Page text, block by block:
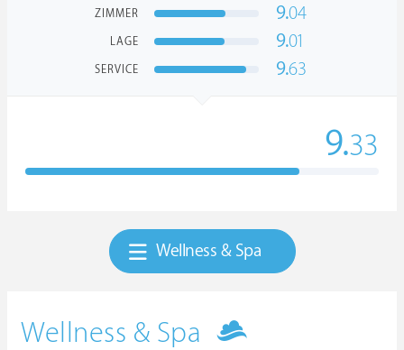
ZIMMER 9.04
LAGE 9.01
SERVICE 9.63
9.33
Wellness & Spa
Wellness & Spa